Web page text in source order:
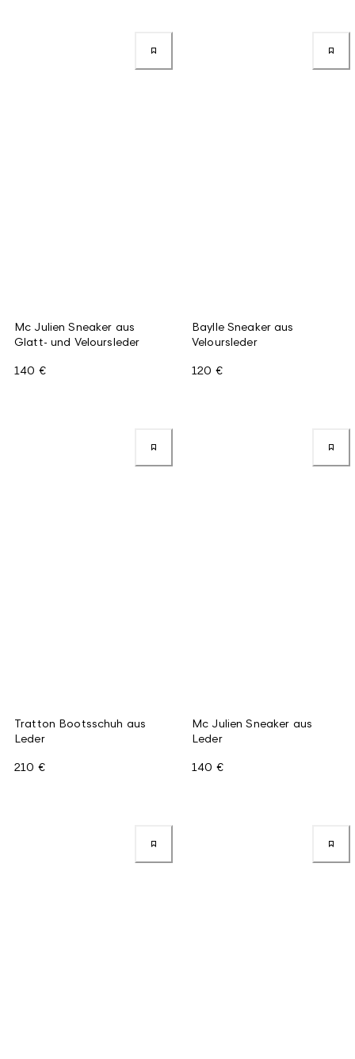
Mc Julien Sneaker aus
Glatt- und Veloursleder
140 €
Baylle Sneaker aus
Veloursleder
120 €
Tratton Bootsschuh aus
Leder
210 €
Mc Julien Sneaker aus
Leder
140 €